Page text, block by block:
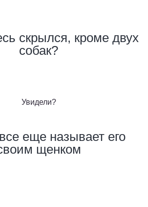
скрылся, кроме двух
собак?
Увидели?
еще называет его
щенком